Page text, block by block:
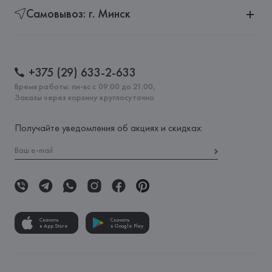
Самовывоз: г. Минск
+375 (29) 633-2-633
Время работы: пн-вс с 09:00 до 21:00,
Заказы через корзину круглосуточно
Получайте уведомления об акциях и скидках:
Скачать
в App Store
Скачать
в Google Play